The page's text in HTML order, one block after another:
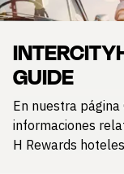
GUIDE
En nuestra
informaciones
H Rewards